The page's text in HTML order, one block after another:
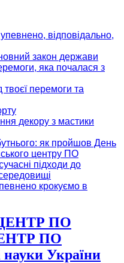
відповідально,
закон держави
яка почалася з
перемоги та
декору з мастики
як пройшов День
центру ПО
підходи до
крокуємо в
ПО
науки України